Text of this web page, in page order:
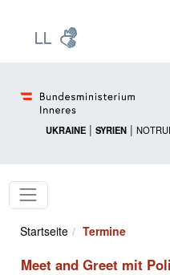
UKRAINE | SYRIEN |
Startseite Termine
Meet and Greet mit